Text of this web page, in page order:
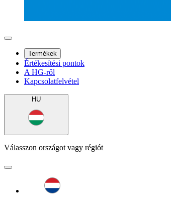
Termékek
Értékesítési pontok
A HG-ről
Kapcsolatfelvétel
HU
Válasszon országot vagy régiót